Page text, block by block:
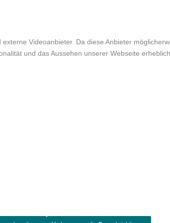
Videoanbieter. Da diese Anbieter
und das Aussehen unserer Webseite